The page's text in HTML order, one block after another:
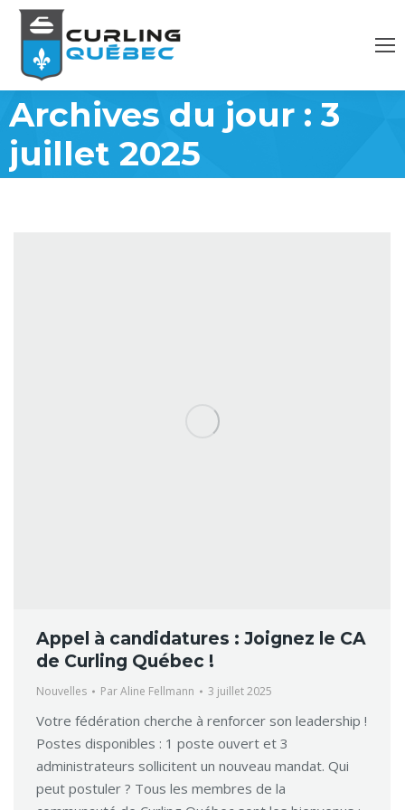
Archives du jour :3
juillet 2025
Appel à candidatures : Joignez le CA
de Curling Québec !
Nouvelles ParAline Fellmann 3 juillet 2025
Votre fédération cherche à renforcer son leadership !
Postes disponibles : 1 poste ouvert et 3
administrateurs sollicitent un nouveau mandat. Qui
peut postuler ? Tous les membres de la